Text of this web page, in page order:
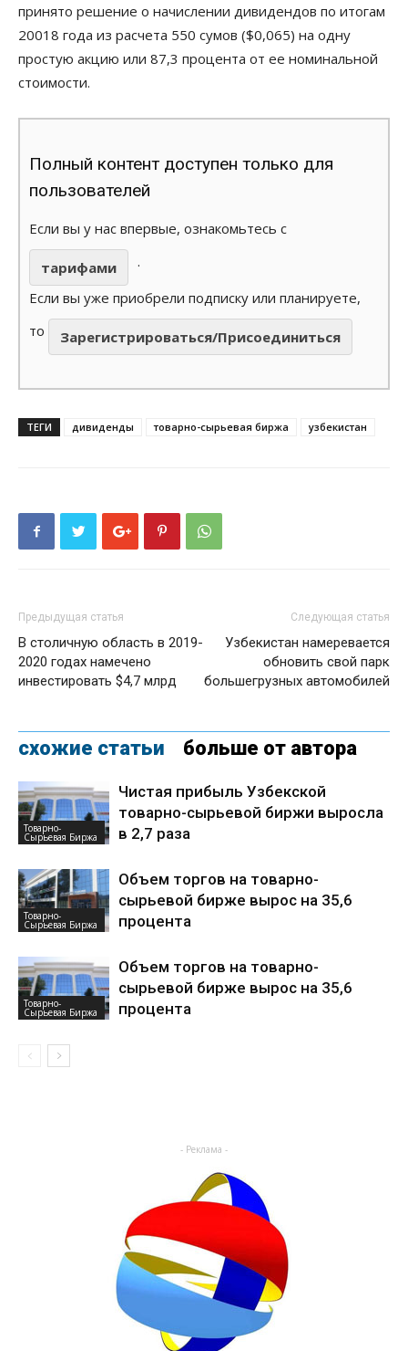
принято решение о начислении дивидендов по итогам
20018 года из расчета 550 сумов ($0,065) на одну
простую акцию или 87,3 процента от ее номинальной
стоимости.
Полный контент доступен только для
пользователей
Если вы у нас впервые, ознакомьтесь с
тарифами
.
Если вы уже приобрели подписку или планируете,
то
Зарегистрироваться/Присоединиться
ТЕГИ дивиденды товарно-сырьевая биржа узбекистан
Предыдущая статья
В столичную область в 2019-
2020 годах намечено
инвестировать $4,7 млрд
Следующая статья
Узбекистан намеревается
обновить свой парк
большегрузных автомобилей
схожие статьи больше от автора
Товарно-
Сырьевая Биржа
Чистая прибыль Узбекской
товарно-сырьевой биржи выросла
в 2,7 раза
Товарно-
Сырьевая Биржа
Объем торгов на товарно-
сырьевой бирже вырос на 35,6
процента
Товарно-
Сырьевая Биржа
Объем торгов на товарно-
сырьевой бирже вырос на 35,6
процента
- Реклама -